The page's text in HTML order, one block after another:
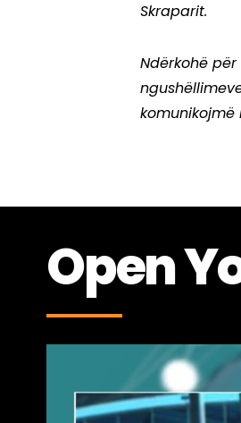
Skraparit.
Ndërkohë
komunikojmë
Open